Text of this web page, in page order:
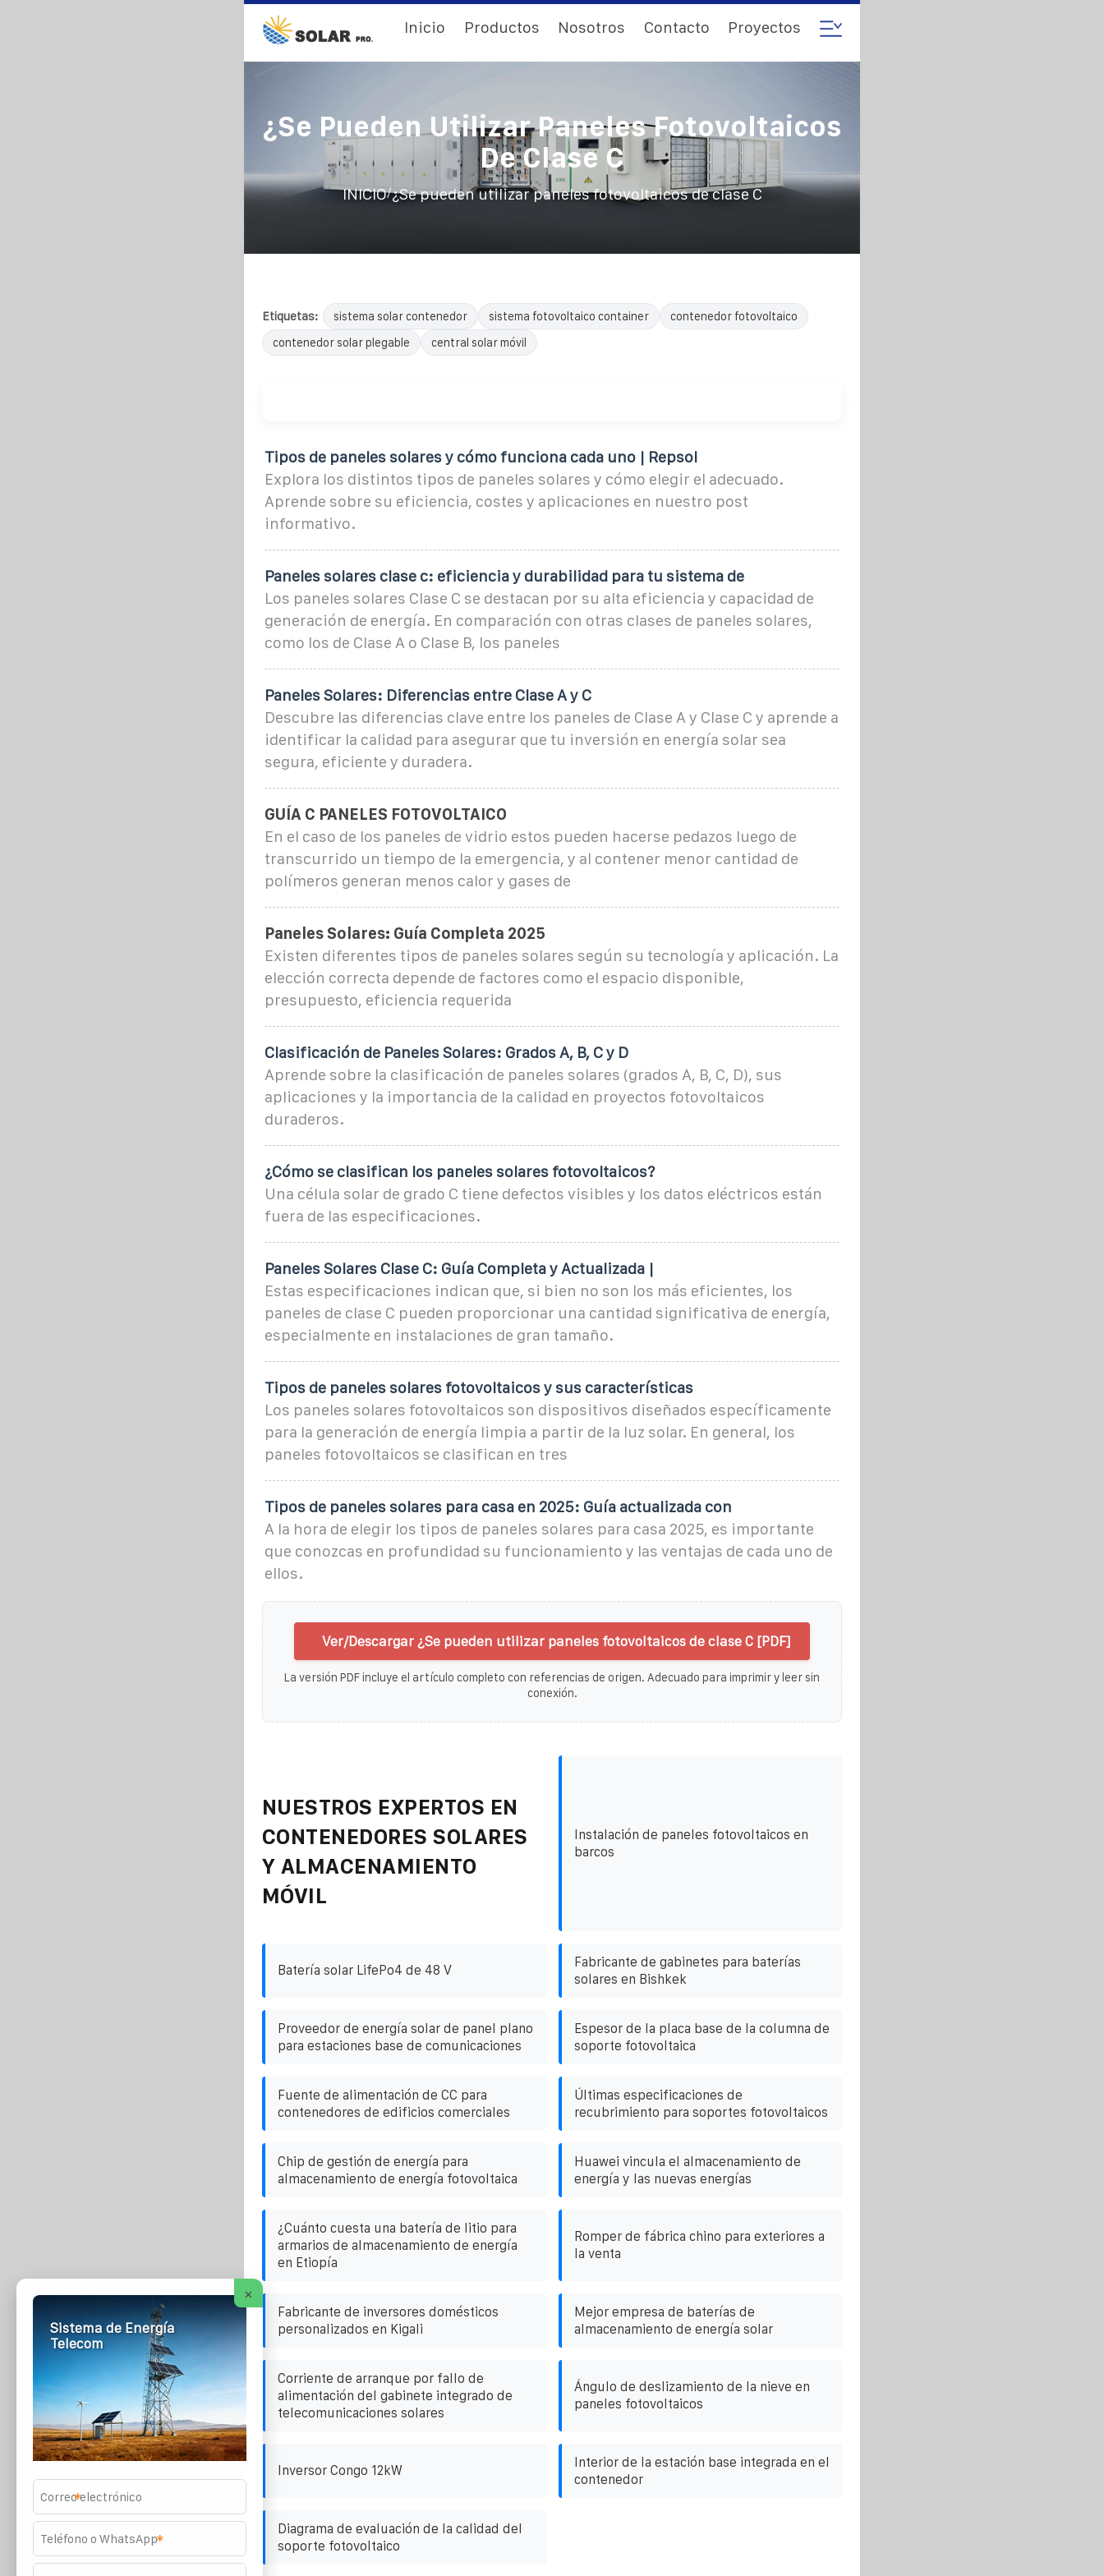
Inicio Productos Nosotros Contacto Proyectos
¿Se Pueden Utilizar Paneles Fotovoltaicos
De Clase C
INICIO/¿Se pueden utilizar paneles fotovoltaicos de clase C
Etiquetas: sistema solar contenedor sistema fotovoltaico container
contenedor fotovoltaico
contenedor solar plegable
central solar móvil
Tipos de paneles solares y cómo funciona cada uno | Repsol
Explora los distintos tipos de paneles solares y cómo elegir el adecuado.
Aprende sobre su eficiencia, costes y aplicaciones en nuestro post
informativo.
Paneles solares clase c: eficiencia y durabilidad para tu sistema de
Los paneles solares Clase C se destacan por su alta eficiencia y capacidad de
generación de energía. En comparación con otras clases de paneles solares,
como los de Clase A o Clase B, los paneles
Paneles Solares: Diferencias entre Clase A y C
Descubre las diferencias clave entre los paneles de Clase A y Clase C y aprende a
identificar la calidad para asegurar que tu inversión en energía solar sea
segura, eficiente y duradera.
GUÍA C PANELES FOTOVOLTAICO
En el caso de los paneles de vidrio estos pueden hacerse pedazos luego de
transcurrido un tiempo de la emergencia, y al contener menor cantidad de
polímeros generan menos calor y gases de
Paneles Solares: Guía Completa 2025
Existen diferentes tipos de paneles solares según su tecnología y aplicación. La
elección correcta depende de factores como el espacio disponible,
presupuesto, eficiencia requerida
Clasificación de Paneles Solares: Grados A, B, C y D
Aprende sobre la clasificación de paneles solares (grados A, B, C, D), sus
aplicaciones y la importancia de la calidad en proyectos fotovoltaicos
duraderos.
¿Cómo se clasifican los paneles solares fotovoltaicos?
Una célula solar de grado C tiene defectos visibles y los datos eléctricos están
fuera de las especificaciones.
Paneles Solares Clase C: Guía Completa y Actualizada |
Estas especificaciones indican que, si bien no son los más eficientes, los
paneles de clase C pueden proporcionar una cantidad significativa de energía,
especialmente en instalaciones de gran tamaño.
Tipos de paneles solares fotovoltaicos y sus características
Los paneles solares fotovoltaicos son dispositivos diseñados específicamente
para la generación de energía limpia a partir de la luz solar. En general, los
paneles fotovoltaicos se clasifican en tres
Tipos de paneles solares para casa en 2025: Guía actualizada con
A la hora de elegir los tipos de paneles solares para casa 2025, es importante
que conozcas en profundidad su funcionamiento y las ventajas de cada uno de
ellos.
Ver/Descargar ¿Se pueden utilizar paneles fotovoltaicos de clase C [PDF]
La versión PDF incluye el artículo completo con referencias de origen. Adecuado para imprimir y leer sin
conexión.
NUESTROS EXPERTOS EN
CONTENEDORES SOLARES
Y ALMACENAMIENTO
MÓVIL
Instalación de paneles fotovoltaicos en
barcos
Batería solar LifePo4 de 48 V
Fabricante de gabinetes para baterías
solares en Bishkek
Proveedor de energía solar de panel plano
para estaciones base de comunicaciones
Espesor de la placa base de la columna de
soporte fotovoltaica
Fuente de alimentación de CC para
contenedores de edificios comerciales
Últimas especificaciones de
recubrimiento para soportes fotovoltaicos
Chip de gestión de energía para
almacenamiento de energía fotovoltaica
Huawei vincula el almacenamiento de
energía y las nuevas energías
¿Cuánto cuesta una batería de litio para
armarios de almacenamiento de energía
en Etiopía
Romper de fábrica chino para exteriores a
la venta
Fabricante de inversores domésticos
personalizados en Kigali
Mejor empresa de baterías de
almacenamiento de energía solar
Corriente de arranque por fallo de
alimentación del gabinete integrado de
telecomunicaciones solares
Ángulo de deslizamiento de la nieve en
paneles fotovoltaicos
Inversor Congo 12kW
Interior de la estación base integrada en el
contenedor
Diagrama de evaluación de la calidad del
soporte fotovoltaico
×
Sistema de Energía
Telecom
*
*